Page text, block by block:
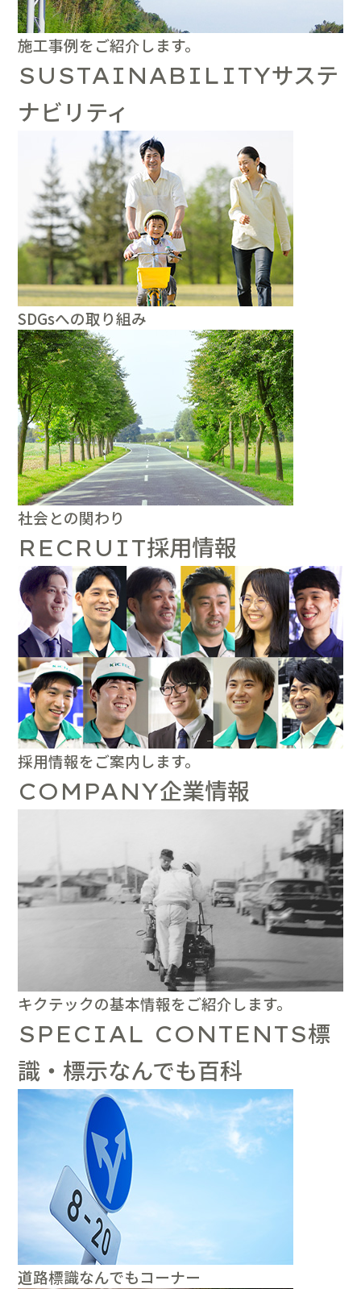
施工事例をご紹介します。
SUSTAINABILITYサステ
ナビリティ
SDGsへの取り組み
社会との関わり
RECRUIT採用情報
採用情報をご案内します。
COMPANY企業情報
キクテックの基本情報をご紹介します。
SPECIAL CONTENTS標
識・標示なんでも百科
道路標識なんでもコーナー